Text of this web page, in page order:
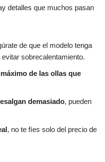
detalles que muchos pasan
de que el modelo tenga
sobrecalentamiento.
de las ollas que
demasiado, pueden
, no te fíes solo del precio de